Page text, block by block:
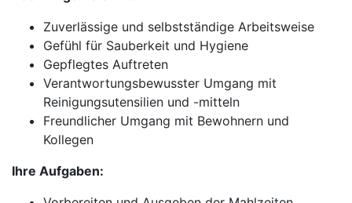
Zuverlässige und selbstständige Arbeitsweise
Gefühl für Sauberkeit und Hygiene
Gepflegtes Auftreten
Verantwortungsbewusster Umgang mit
Reinigungsutensilien und -mitteln
Freundlicher Umgang mit Bewohnern und
Kollegen
Ihre Aufgaben: